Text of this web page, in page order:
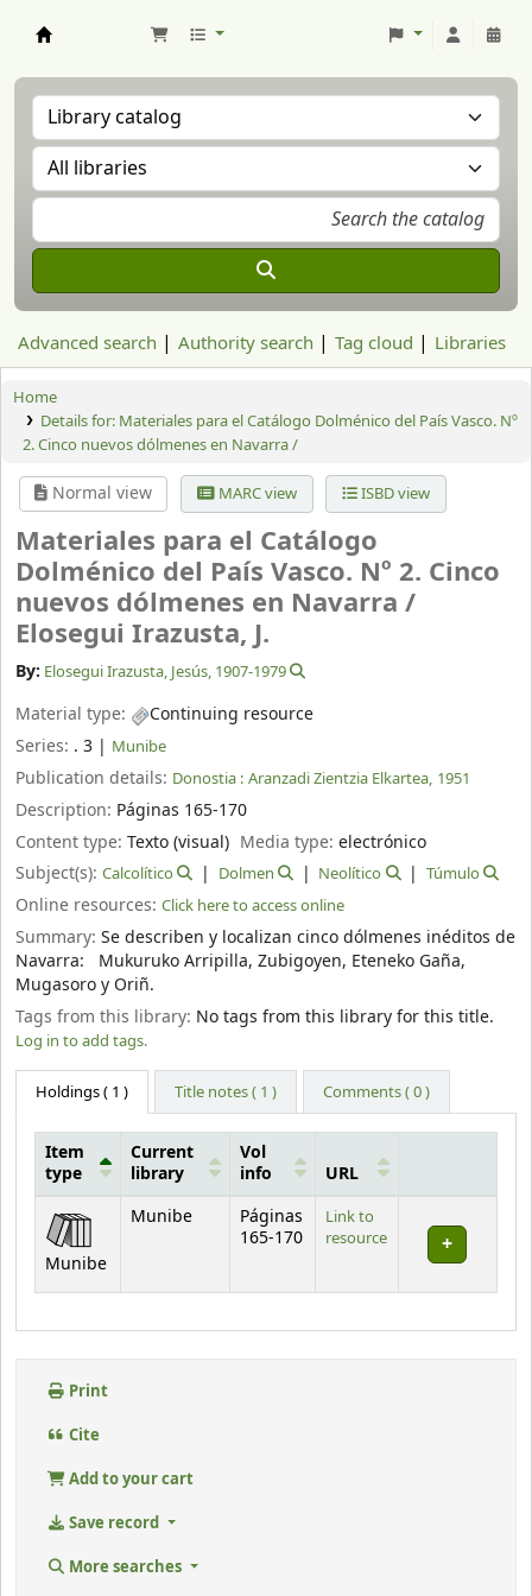
Advanced search Authority search Tag cloud Libraries
Home
Details for: Materiales para el Catálogo Dolménico del País Vasco. Nº
2. Cinco nuevos dólmenes en Navarra /
Normal view MARC view ISBD view
Materiales para el Catálogo
Dolménico del País Vasco. Nº 2. Cinco
nuevos dólmenes en Navarra /
Elosegui Irazusta, J.
By: Elosegui Irazusta, Jesús, 1907-1979
Material type:
Continuing resource
Series: . 3 | Munibe
Publication details: Donostia : Aranzadi Zientzia Elkartea, 1951
Description: Páginas 165-170
Content type: Texto (visual) Media type:electrónico
Subject(s): Calcolítico Dolmen Neolítico Túmulo
Online resources: Click here to access online
Summary: Se describen y localizan cinco dólmenes inéditos de
Navarra: Mukuruko Arripilla, Zubigoyen, Eteneko Gaña,
Mugasoro y Oriñ.
Tags from this library: No tags from this library for this title.
Log in to add tags.
Holdings( 1 ) Title notes ( 1 ) Comments ( 0 )
Holdings
Item
type
Current
library
Vol
info
URL
Munibe
Munibe
Páginas
165-170
Link to
resource
Print
Cite
Add to your cart
Save record
More searches